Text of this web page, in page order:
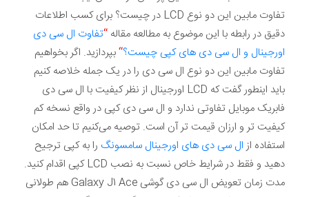
تفاوت مابین این دو نوع LCD در چیست؟ برای کسب اطلاعات
دقیق در رابطه با این موضوع به مطالعه مقاله “تفاوت ال سی دی
اورجینال و ال سی دی های کپی چیست؟“بپردازید. اگر بخواهیم
تفاوت مابین این دو نوع ال سی دی را در یک جمله خلاصه کنیم
باید اینطور گفت که LCD اورجینال از نظر کیفیت با ال سی دی
فابریک موبایل تفاوتی ندارد و ال سی دی کپی در واقع نسخه کم
کیفیت تر و ارزان قیمت تر آن است. توصیه می‌کنیم تا حد امکان
استفاده ازال سی دی های اورجینال سامسونگ را به کپی ترجیح
دهید و فقط در شرایط خاص نسبت به نصب LCD کپی اقدام کنید.
مدت زمان تعویض ال سی دی گوشی Galaxy J1 Ace هم طولانی